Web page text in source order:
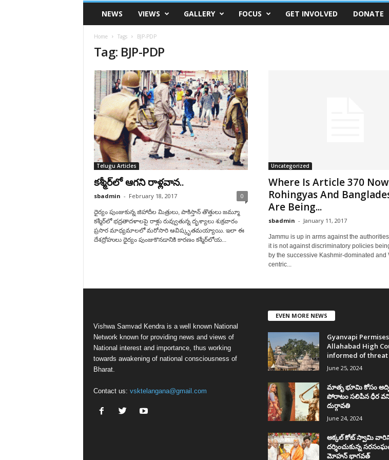
VSK
TelanganaNEWS VIEWS GALLERY FOCUS GET INVOLVED DONATE
Home Tags BJP-PDP
Tag: BJP-PDP
Telugu Articles
కశ్మీర్‌లో ఆగని రాళ్లవాన..
sbadmin - February 18, 2017 0
ధైర్యం పుంజుకున్న జిహాదీల మిత్రులు, పాకిస్తాన్ తొత్తులు జమ్మూ
కశ్మీర్‌లో భద్రతాదళాలపై రాళ్లు రువ్వుతున్న దృశ్యాలు శుక్రవారం
ప్రసార మాధ్యమాలలో మరోసారి ఆవిష్కృతమయ్యాయి. ఇలా ఈ
దేశద్రోహులు ధైర్యం పుంజుకొనడానికి కారణం కశ్మీర్‌లోయ...
Uncategorized
Where Is Article 370
Rohingyas And
Are Being...
sbadmin - January 11, 2017
Jammu is up in arms against the
it is not against discriminatory policies
by the successive Kashmir-dominated and
centric...
Vishwa Samvad Kendra is a well known National
Network known for providing news and views of
National interest and importance, thus working
towards awakening of national consciousness of
Bharat.
Contact us: vsktelangana@gmail.com
EVEN MORE NEWS
Gyanvapi
Allahabad High
informed of threat
June 25, 2024
మాతృ భూమి కోసం
పోరాటం సలిపిన ధీర
దుర్గావతి
June 24, 2024
అక్కల్‌ కోట్‌ స్వామి
దర్శించుకున్న
మోహన్ భాగవత్